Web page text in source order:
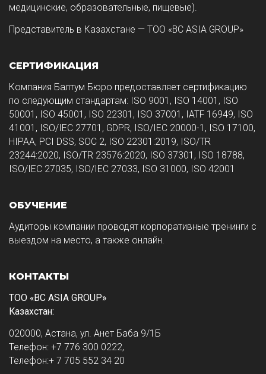
медицинские, образовательные, пищевые).
Представитель в Казахстане — ТОО «BC ASIA GROUP»
СЕРТИФИКАЦИЯ
Компания Балтум Бюро предоставляет сертификацию
по следующим стандартам: ISO 9001, ISO 14001, ISO
50001, ISO 45001, ISO 22301, ISO 37001, IATF 16949, ISO
41001, ISO/IEC 27701, GDPR, ISO/IEC 20000-1, ISO 17100,
HIPAA, PCI DSS, SOC 2, ISO 22301:2019, ISO/TR
23244:2020, ISO/TR 23576:2020, ISO 37301, ISO 18788,
ISO/IEC 27035, ISO/IEC 27033, ISO 31000, ISO 42001
ОБУЧЕНИЕ
Аудиторы компании проводят корпоративные тренинги с
выездом на место, а также онлайн.
КОНТАКТЫ
ТОО «BC ASIA GROUP»
Казахстан:
020000, Астана, ул. Анет Баба 9/1Б
Телефон: +7 776 300 0222,
Телефон:+ 7 705 552 34 20